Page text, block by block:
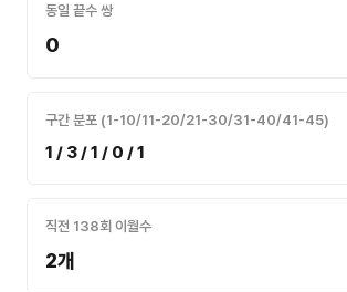
동일 끝수 쌍
0
구간 분포 (1-10/11-20/21-30/31-40/41-45)
1 / 3 / 1 / 0 / 1
직전 138회 이월수
2개